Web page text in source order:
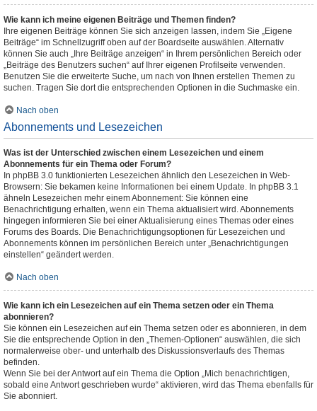
Wie kann ich meine eigenen Beiträge und Themen finden?
Ihre eigenen Beiträge können Sie sich anzeigen lassen, indem Sie „Eigene
Beiträge“ im Schnellzugriff oben auf der Boardseite auswählen. Alternativ
können Sie auch „Ihre Beiträge anzeigen“ in Ihrem persönlichen Bereich oder
„Beiträge des Benutzers suchen“ auf Ihrer eigenen Profilseite verwenden.
Benutzen Sie die erweiterte Suche, um nach von Ihnen erstellen Themen zu
suchen. Tragen Sie dort die entsprechenden Optionen in die Suchmaske ein.
Nach oben
Abonnements und Lesezeichen
Was ist der Unterschied zwischen einem Lesezeichen und einem
Abonnements für ein Thema oder Forum?
In phpBB 3.0 funktionierten Lesezeichen ähnlich den Lesezeichen in Web-
Browsern: Sie bekamen keine Informationen bei einem Update. In phpBB 3.1
ähneln Lesezeichen mehr einem Abonnement: Sie können eine
Benachrichtigung erhalten, wenn ein Thema aktualisiert wird. Abonnements
hingegen informieren Sie bei einer Aktualisierung eines Themas oder eines
Forums des Boards. Die Benachrichtigungsoptionen für Lesezeichen und
Abonnements können im persönlichen Bereich unter „Benachrichtigungen
einstellen“ geändert werden.
Nach oben
Wie kann ich ein Lesezeichen auf ein Thema setzen oder ein Thema
abonnieren?
Sie können ein Lesezeichen auf ein Thema setzen oder es abonnieren, in dem
Sie die entsprechende Option in den „Themen-Optionen“ auswählen, die sich
normalerweise ober- und unterhalb des Diskussionsverlaufs des Themas
befinden.
Wenn Sie bei der Antwort auf ein Thema die Option „Mich benachrichtigen,
sobald eine Antwort geschrieben wurde“ aktivieren, wird das Thema ebenfalls für
Sie abonniert.